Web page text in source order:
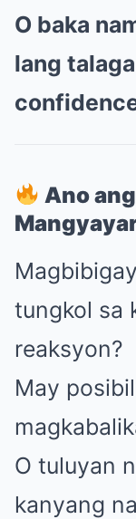
O baka
lang
Ano
tungkol sa
reaksyon?
May
O tuluyan
kanyang